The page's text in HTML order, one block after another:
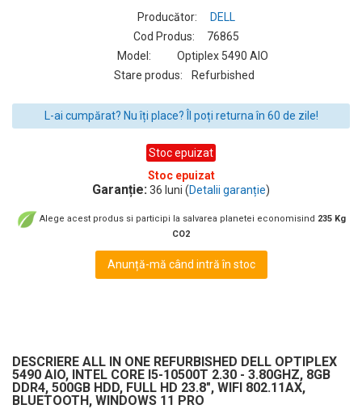
Producător:
DELL
Cod Produs:
76865
Model:
Optiplex 5490 AIO
Stare produs:
Refurbished
L-ai cumpărat? Nu îți place? Îl poți returna în 60 de zile!
Stoc epuizat
Stoc epuizat
Garanție:36 luni (Detalii garanție)
Alege acest produs si participi la salvarea planetei economisind 235 Kg
CO2
Anunță-mă când intră în stoc
DESCRIERE ALL IN ONE REFURBISHED DELL OPTIPLEX
5490 AIO, INTEL CORE I5-10500T 2.30 - 3.80GHZ, 8GB
DDR4, 500GB HDD, FULL HD 23.8", WIFI ‎802.11AX,
BLUETOOTH, WINDOWS 11 PRO